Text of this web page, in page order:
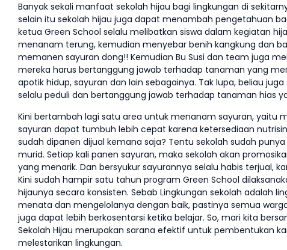
Banyak sekali manfaat sekolah hijau bagi lingkungan di
selain itu sekolah hijau juga dapat menambah pengetahuan
ketua Green School selalu melibatkan siswa dalam kegiatan
menanam terung, kemudian menyebar benih kangkung dan
memanen sayuran dong!! Kemudian Bu Susi dan team juga
mereka harus bertanggung jawab terhadap tanaman yang
apotik hidup, sayuran dan lain sebagainya. Tak lupa, beliau
selalu peduli dan bertanggung jawab terhadap tanaman hias
Kini bertambah lagi satu area untuk menanam sayuran, yaitu
sayuran dapat tumbuh lebih cepat karena ketersediaan
sudah dipanen dijual kemana saja? Tentu sekolah sudah
murid. Setiap kali panen sayuran, maka sekolah akan
yang menarik. Dan bersyukur sayurannya selalu habis terjual,
Kini sudah hampir satu tahun program Green School
hijaunya secara konsisten. Sebab Lingkungan sekolah adalah
menata dan mengelolanya dengan baik, pastinya semua
juga dapat lebih berkosentarsi ketika belajar. So, mari kita
Sekolah Hijau merupakan sarana efektif untuk pembentukan
melestarikan lingkungan.